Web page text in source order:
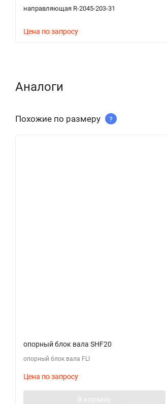
направляющая R-2045-203-31
Цена по запросу
Аналоги
Похожие по размеру ?
опорный блок вала SHF20
опорный блок вала FLI
Цена по запросу
В корзину